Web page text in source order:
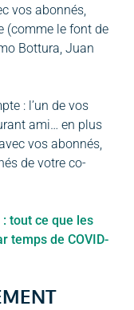
vos abonnés,
(comme le font de
Bottura, Juan
: l’un de vos
ami… en plus
vos abonnés,
de votre co-
tout ce que les
temps de COVID-